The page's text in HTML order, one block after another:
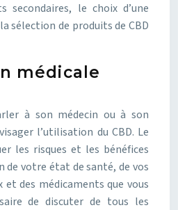
secondaires, le choix d’une
sélection de produits de CBD
médicale
à son médecin ou à son
l’utilisation du CBD. Le
les risques et les bénéfices
votre état de santé, de vos
et des médicaments que vous
de discuter de tous les